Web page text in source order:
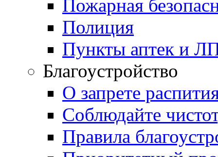
Пожарная
Полиция
Пункты аптек и
Благоустройство
О запрете
Соблюдайте
Правила